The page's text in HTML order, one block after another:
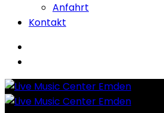
Anfahrt
Kontakt